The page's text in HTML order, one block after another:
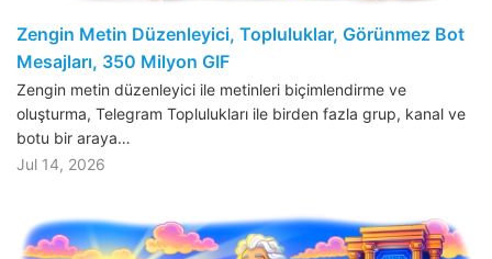
Zengin Metin Düzenleyici, Topluluklar, Görünmez Bot
Mesajları, 350 Milyon GIF
Zengin metin düzenleyici ile metinleri biçimlendirme ve
oluşturma, Telegram Toplulukları ile birden fazla grup, kanal ve
botu bir araya…
Jul 14, 2026